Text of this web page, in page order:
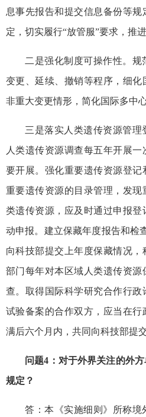
息事先报告和提交信息备份等
定，切实履行“放管服”要求，推
二是强化制度可操作性。规
变更、延续、撤销等程序，细
非重大变更情形，简化国际多中
三是落实人类遗传资源管理
人类遗传资源调查每五年开展
要开展。强化重要遗传资源登
重要遗传资源的目录管理，发现
类遗传资源，应及时通过申报
动申报。建立保藏年度报告和检
向科技部提交上年度保藏情况
部门每年对本区域人类遗传资
查。取得国际科学研究合作行
试验备案的合作双方，应当在
满后六个月内，共同向科技部提
问题4：对于外界关注的外
规定？
答：本《实施细则》所称